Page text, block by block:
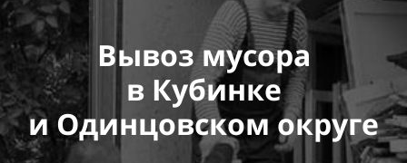
Вывоз мусора
в Кубинке
и Одинцовском округе